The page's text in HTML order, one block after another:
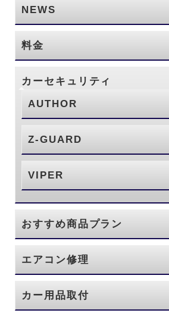
NEWS
料金
カーセキュリティ
AUTHOR
Z-GUARD
VIPER
おすすめ商品プラン
エアコン修理
カー用品取付